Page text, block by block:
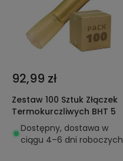
92,99 zł
Zestaw 100 Sztuk Złączek
Termokurczliwych BHT 5
Dostępny, dostawa w
ciągu 4–6 dni roboczych